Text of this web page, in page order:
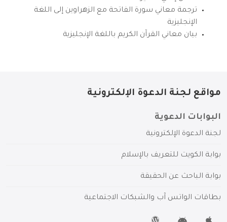
ترجمة معاني سورة الفاتحة مع الزهراوين إلى اللغة
الإنجليزية
بيان معاني القرآن الكريم باللغة الإنجليزية
مواقع لجنة الدعوة الإلكترونية
البوابات الدعوية
لجنة الدعوة الإلكترونية
بوابة الكويت للتعريف بالإسلام
بوابة الباحث عن الحقيقة
بطاقات الواتس آب والشبكات الاجتماعية